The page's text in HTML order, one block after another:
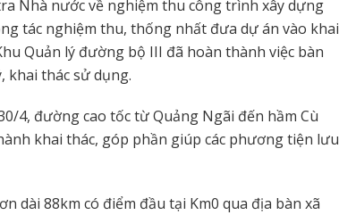
Nhà nước về nghiệm thu công trình xây dựng
tác nghiệm thu, thống nhất đưa dự án vào khai
Quản lý đường bộ III đã hoàn thành việc bàn
khai thác sử dụng.
4, đường cao tốc từ Quảng Ngãi đến hầm Cù
khai thác, góp phần giúp các phương tiện lưu
dài 88km có điểm đầu tại Km0 qua địa bàn xã